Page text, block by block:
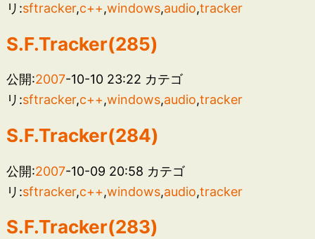
リ:sftracker,c++,windows,audio,tracker
S.F.Tracker(285)
公開:2007-10-10 23:22 カテゴ
リ:sftracker,c++,windows,audio,tracker
S.F.Tracker(284)
公開:2007-10-09 20:58 カテゴ
リ:sftracker,c++,windows,audio,tracker
S.F.Tracker(283)